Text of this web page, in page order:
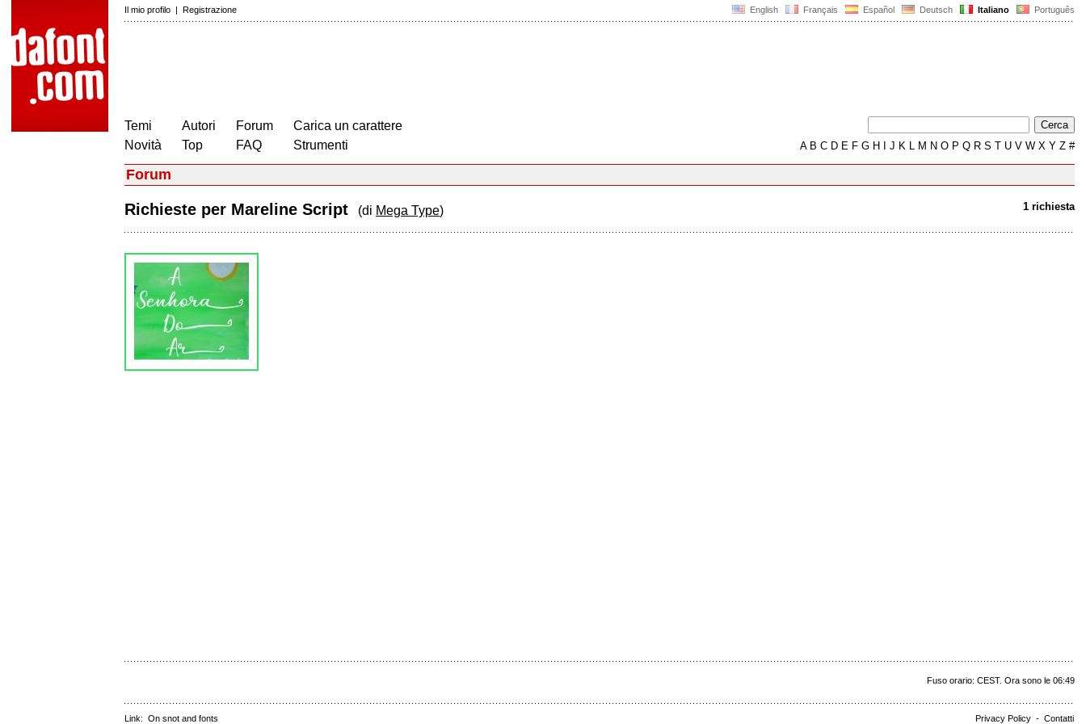
English Français Español Deutsch Italiano Português
Il mio profilo | Registrazione
Temi
Novità
Autori
Top
Forum
FAQ
Carica un carattere
Strumenti
AB C D E F G H J K L M N O P Q R S T U V W X Y Z #
Forum
1 richiesta
Richieste per Mareline Script (di Mega Type)
Fuso orario: CEST. Ora sono le 06:49
Privacy Policy - Contatti
Link: On snot and fonts